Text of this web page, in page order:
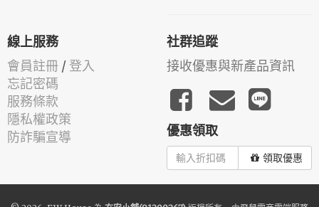
線上服務
會員註冊 / 登入
忘記密碼
服務條款
隱私權政策
防詐騙宣導
社群追蹤
接收優惠與新產品資訊
優惠領取
領取優惠